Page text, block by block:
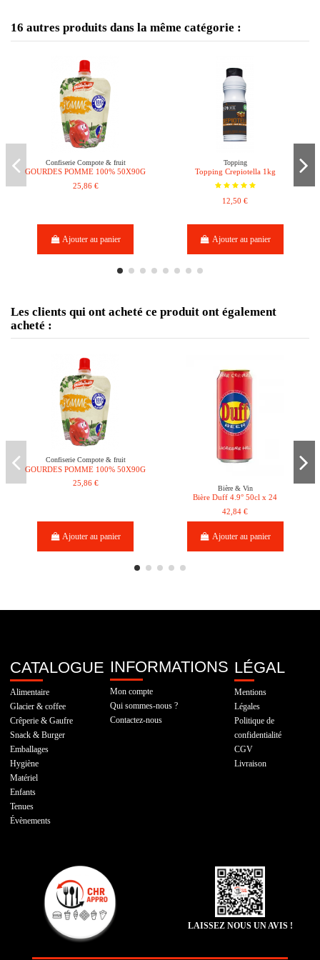
16 autres produits dans la même catégorie :
Confiserie Compote & fruit
GOURDES POMME 100% 50X90G
25,86 €
Ajouter au panier
Topping
Topping Crepiotella 1kg
12,50 €
Ajouter au panier
Les clients qui ont acheté ce produit ont également
acheté :
Confiserie Compote & fruit
GOURDES POMME 100% 50X90G
25,86 €
Ajouter au panier
Bière & Vin
Bière Duff 4.9° 50cl x 24
42,84 €
Ajouter au panier
CATALOGUE
Alimentaire
Glacier & coffee
Crêperie & Gaufre
Snack & Burger
Emballages
Hygiène
Matériel
Enfants
Tenues
Évènements
INFORMATIONS
Mon compte
Qui sommes-nous ?
Contactez-nous
LÉGAL
Mentions
Légales
Politique de
confidentialité
CGV
Livraison
LAISSEZ NOUS UN AVIS !